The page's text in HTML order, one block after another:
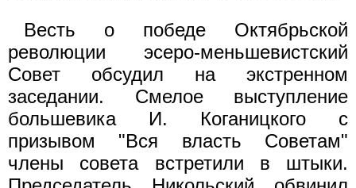
Весть о победе Октябрьской
революции эсеро-меньшевистский
Совет обсудил на экстренном
заседании. Смелое выступление
большевика И. Коганицкого с
призывом "Вся власть Советам"
члены совета встретили в штыки.